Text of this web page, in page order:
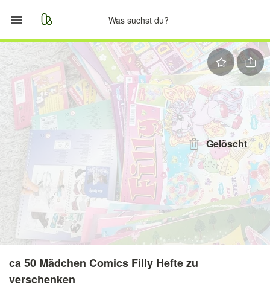
Start
Merkliste
Nachrichten
Anzeige aufgeben
Gelöscht
ca 50 Mädchen Comics Filly Hefte zu
verschenken